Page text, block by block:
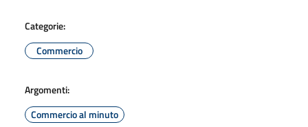
Categorie:
Commercio
Argomenti:
Commercio al minuto